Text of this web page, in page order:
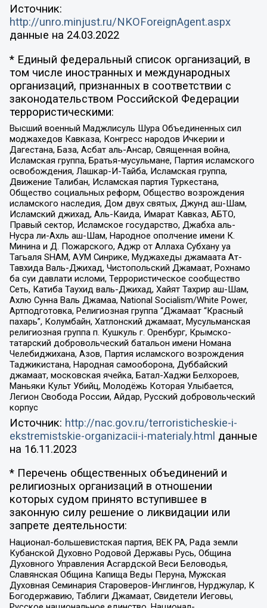
Источник:
http://unro.minjust.ru/NKOForeignAgent.aspx
данные на 24.03.2022
* Единый федеральный список организаций, в
том числе иностранных и международных
организаций, признанных в соответствии с
законодательством Российской Федерации
террористическими:
Высший военный Маджлисуль Шура Объединенных сил
моджахедов Кавказа, Конгресс народов Ичкерии и
Дагестана, База, Асбат аль-Ансар, Священная война,
Исламская группа, Братья-мусульмане, Партия исламского
освобождения, Лашкар-И-Тайба, Исламская группа,
Движение Талибан, Исламская партия Туркестана,
Общество социальных реформ, Общество возрождения
исламского наследия, Дом двух святых, Джунд аш-Шам,
Исламский джихад, Аль-Каида, Имарат Кавказ, АБТО,
Правый сектор, Исламское государство, Джабха аль-
Нусра ли-Ахль аш-Шам, Народное ополчение имени К.
Минина и Д. Пожарского, Аджр от Аллаха Субхану уа
Тагьаля SHAM, АУМ Синрике, Муджахеды джамаата Ат-
Тавхида Валь-Джихад, Чистопольский Джамаат, Рохнамо
ба суи давлати исломи, Террористическое сообщество
Сеть, Катиба Таухид валь-Джихад, Хайят Тахрир аш-Шам,
Ахлю Сунна Валь Джамаа, National Socialism/White Power,
Артподготовка, Религиозная группа “Джамаат “Красный
пахарь”, Колумбайн, Хатлонский джамаат, Мусульманская
религиозная группа п. Кушкуль г. Оренбург, Крымско-
татарский добровольческий батальон имени Номана
Челебиджихана, Азов, Партия исламского возрождения
Таджикистана, Народная самооборона, Дуббайский
джамаат, московская ячейка, Батал-Хаджи Белхороев,
Маньяки Культ Убийц, Молодёжь Которая Улыбается,
Легион Свобода России, Айдар, Русский добровольческий
корпус
Источник: http://nac.gov.ru/terroristicheskie-i-
ekstremistskie-organizacii-i-materialy.html данные
на 16.11.2023
* Перечень общественных объединений и
религиозных организаций в отношении
которых судом принято вступившее в
законную силу решение о ликвидации или
запрете деятельности:
Национал-большевистская партия, ВЕК РА, Рада земли
Кубанской Духовно Родовой Державы Русь, Община
Духовного Управления Асгардской Веси Беловодья,
Славянская Община Капища Веды Перуна, Мужская
Духовная Семинария Староверов-Инглингов, Нурджулар, К
Богодержавию, Таблиги Джамаат, Свидетели Иеговы,